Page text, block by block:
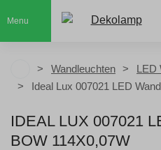
Menu
Wandleuchten
LED
Ideal Lux 007021 LED
IDEAL LUX 007021
BOW 114X0,07W